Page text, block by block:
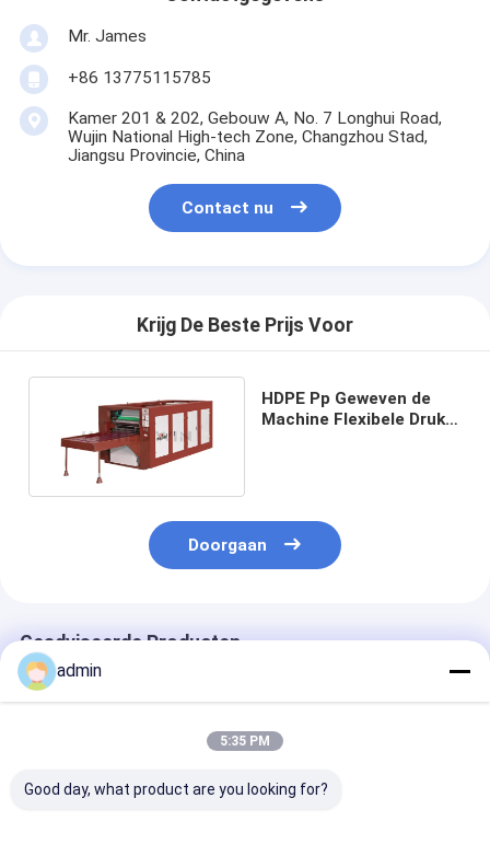
Mr. James
+86 13775115785
Kamer 201 & 202, Gebouw A, No. 7 Longhui Road,
Wujin National High-tech Zone, Changzhou Stad,
Jiangsu Provincie, China
Contact nu
Krijg De Beste Prijs Voor
HDPE Pp Geweven de
Machine Flexibele Druk
Doorgaan
Geadviseerde Producten
admin
5:35 PM
Good day, what product are you looking for?